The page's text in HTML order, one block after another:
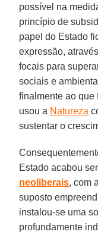
possível na
princípio de
papel do Estado
expressão,
focais para
sociais e
finalmente ao que
usou a Natureza
sustentar o
Estado acabou
neoliberais, com
suposto
instalou-se uma
profundamente